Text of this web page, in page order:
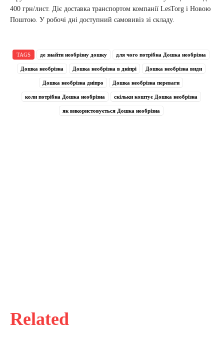
Related
400 грн/лист. Діє доставка транспортом компанії LesTorg і Новою
Поштою. У робочі дні доступний самовивіз зі складу.
TAGS де знайти необрізну дошку для чого потрібна Дошка необрізна
Дошка необрізна Дошка необрізна в дніпрі Дошка необрізна види
Дошка необрізна дніпро Дошка необрізна переваги
коли потрібна Дошка необрізна скільки коштує Дошка необрізна
як використовується Дошка необрізна